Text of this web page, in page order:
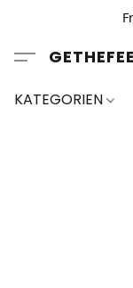
KATEGORIEN